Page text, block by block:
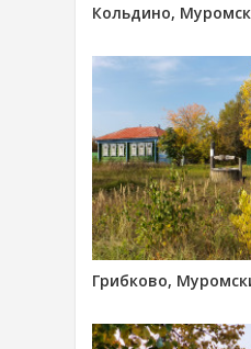
Кольдино,
Грибково,